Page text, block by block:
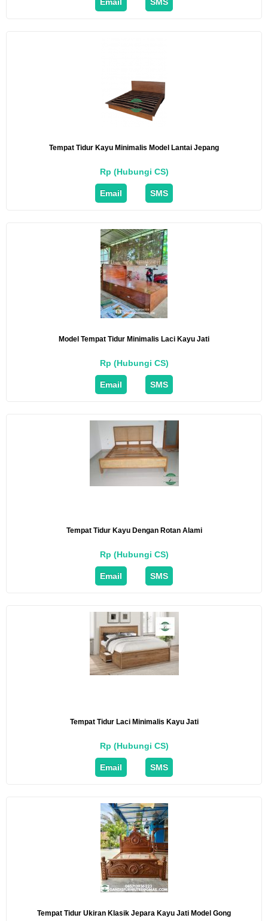
Email SMS
Tempat Tidur Kayu Minimalis Model Lantai Jepang
Rp (Hubungi CS)
Email SMS
Model Tempat Tidur Minimalis Laci Kayu Jati
Rp (Hubungi CS)
Email SMS
Tempat Tidur Kayu Dengan Rotan Alami
Rp (Hubungi CS)
Email SMS
Tempat Tidur Laci Minimalis Kayu Jati
Rp (Hubungi CS)
Email SMS
Tempat Tidur Ukiran Klasik Jepara Kayu Jati Model Gong